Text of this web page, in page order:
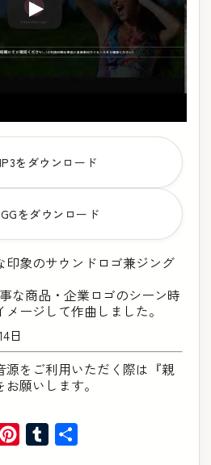
をダウンロード
をダウンロード
印象のサウンドロゴ兼ジング
な商品・企業ロゴのシーン時
ージして作曲しました。
日
源をご利用いただく際は『親
願いします。
Email Pinterest
Tumblr